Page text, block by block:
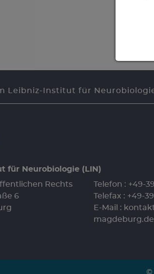
Leibniz-Institut für
für Neurobiologie (LIN)
Rechts
6
Telefon : +49-
Telefax : +49-
E-Mail :
magdeburg.de
©